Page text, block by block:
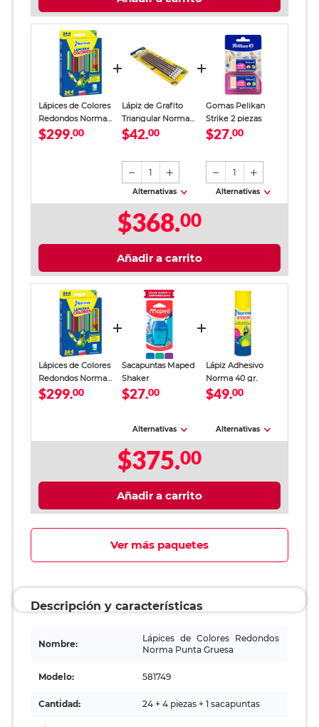
Lápices de Colores
Redondos Norma
Punta Gruesa 28
$299.00
Lápiz de Grafito
Triangular Norma
2HB 6 piezas
$42.00
1
Alternativas
Gomas Pelikan
Strike 2 piezas
$27.00
1
Alternativas
$368.00
Añadir a carrito
Lápices de Colores
Redondos Norma
Punta Gruesa 28
$299.00
Sacapuntas Maped
Shaker
$27.00
Alternativas
Lápiz Adhesivo
Norma 40 gr.
$49.00
Alternativas
$375.00
Añadir a carrito
Ver más paquetes
Descripción y características
Nombre:
Lápices de Colores Redondos
Norma Punta Gruesa
Modelo: 581749
Cantidad: 24 + 4 piezas + 1 sacapuntas